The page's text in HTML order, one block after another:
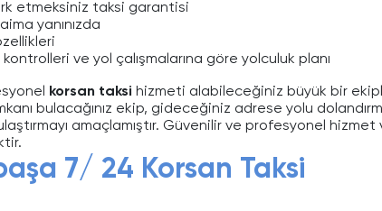
etmeksiniz taksi garantisi
yanınızda
ve yol çalışmalarına göre yolculuk planı
korsan taksi hizmeti alabileceğiniz büyük bir
bulacağınız ekip, gideceğiniz adrese yolu
amaçlamıştır. Güvenilir ve profesyonel
7/ 24 Korsan Taksi